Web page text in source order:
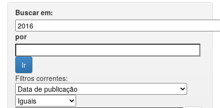
Buscar em:
por
Filtros correntes: